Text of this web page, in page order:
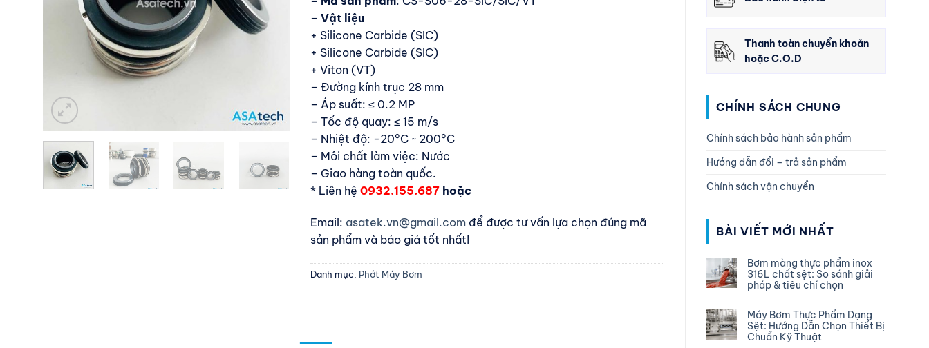
Thanh toàn chuyển khoản
hoặc C.O.D
CHÍNH SÁCH CHUNG
Chính sách bảo hành sản phẩm
Hướng dẫn đổi – trả sản phẩm
Chính sách vận chuyển
BÀI VIẾT MỚI NHẤT
Bơm màng thực phẩm inox
316L chất sệt: So sánh giải
pháp & tiêu chí chọn
Máy Bơm Thực Phẩm Dạng
Sệt: Hướng Dẫn Chọn Thiết Bị
Chuẩn Kỹ Thuật
– Vật liệu
+ Silicone Carbide (SIC)
+ Silicone Carbide (SIC)
+ Viton (VT)
– Đường kính trục 28 mm
– Áp suất: ≤ 0.2 MP
– Tốc độ quay: ≤ 15 m/s
– Nhiệt độ: -20°C ~ 200°C
– Môi chất làm việc: Nước
– Giao hàng toàn quốc.
* Liên hệ 0932.155.687 hoặc
Email: asatek.vn@gmail.com để được tư vấn lựa chọn đúng mã
sản phẩm và báo giá tốt nhất!
Danh mục: Phớt Máy Bơm